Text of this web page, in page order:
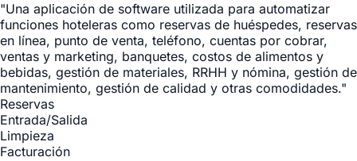
"Una aplicación de software utilizada para automatizar
funciones hoteleras como reservas de huéspedes, reservas
en línea, punto de venta, teléfono, cuentas por cobrar,
ventas y marketing, banquetes, costos de alimentos y
bebidas, gestión de materiales, RRHH y nómina, gestión de
mantenimiento, gestión de calidad y otras comodidades."
Reservas
Entrada/Salida
Limpieza
Facturación